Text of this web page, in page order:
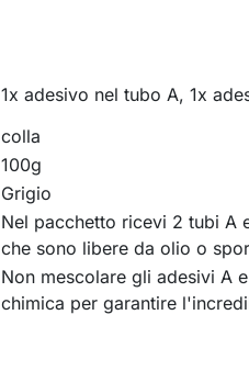
1x adesivo nel tubo A, 1x
colla
100g
Grigio
Nel pacchetto ricevi 2 tubi A
che sono libere da olio o
Non mescolare gli adesivi A
chimica per garantire